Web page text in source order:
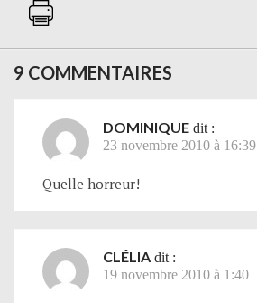
9 COMMENTAIRES
DOMINIQUE dit :
23 novembre 2010 à 16:39
Quelle horreur!
CLÉLIA dit :
19 novembre 2010 à 1:40